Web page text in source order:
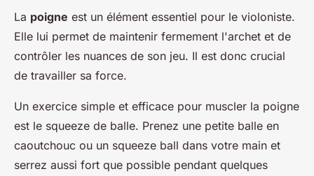
La poigne est un élément essentiel pour le violoniste.
Elle lui permet de maintenir fermement l'archet et de
contrôler les nuances de son jeu. Il est donc crucial
de travailler sa force.
Un exercice simple et efficace pour muscler la poigne
est le squeeze de balle. Prenez une petite balle en
caoutchouc ou un squeeze ball dans votre main et
serrez aussi fort que possible pendant quelques